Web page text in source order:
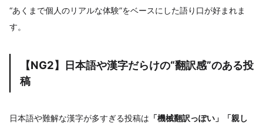
“あくまで個人のリアルな体験”をベースにした語り口が好まれま
す。
【NG2】日本語や漢字だらけの“翻訳感”のある投
稿
日本語や難解な漢字が多すぎる投稿は 「機械翻訳っぽい」「親し